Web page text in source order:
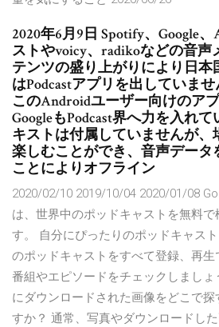
2020年6月9日 Spotify、Google
ストやvoicy、radikoなどの音声
テンツの盛り上がりにより日本
はPodcastアプリを出していま
このAndroidユーザー向けのア
GoogleもPodcast界へ力を入れ
キストは付属していませんが、
楽しむことができ、音声データ
ことによりオフライン
2020/02/10 2019/10/04 2020/01/08
は、世界中のポッドキャストを無料で
す。 自分にぴったりのポッドキャス
のポッドキャストをすべて登録、再
番組やエピソードをチェックしましょ
にダウンロードされた画像をどこで探
すか？ 通常、写真やダウンロードし